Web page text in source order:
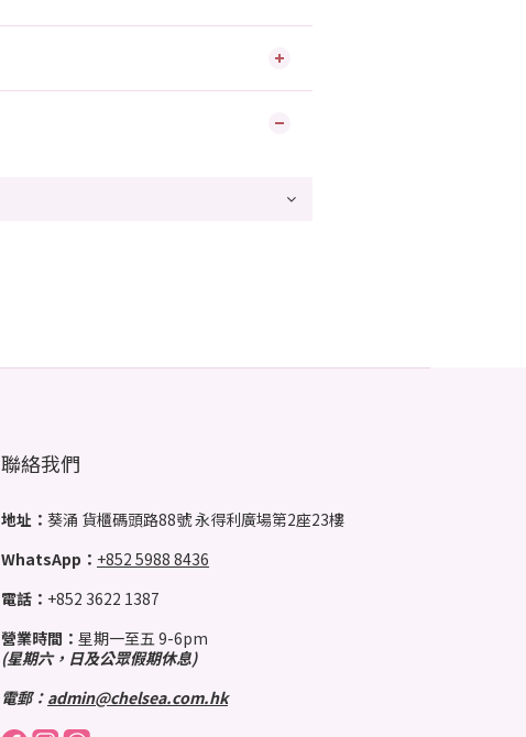
聯絡我們
地址： 葵涌 貨櫃碼頭路88號 永得利廣場第2座23樓
WhatsApp： +852 5988 8436
電話： +852 3622 1387
營業時間： 星期一至五 9-6pm
(星期六，日及公眾假期休息)
電郵： admin@chelsea.com.hk